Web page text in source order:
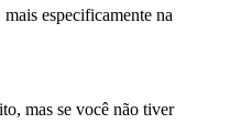
especificamente na
mas se você não tiver